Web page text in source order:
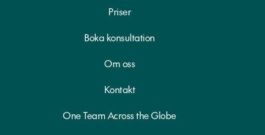
Priser
Boka konsultation
Om oss
Kontakt
One Team Across the Globe